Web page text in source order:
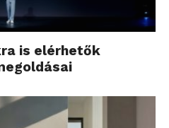
is elérhetők